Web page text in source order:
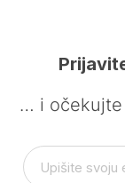
… i očekujte